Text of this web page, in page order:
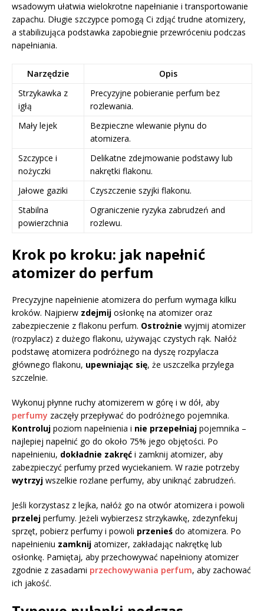
wsadowym ułatwia wielokrotne napełnianie i transportowanie
zapachu. Długie szczypce pomogą Ci zdjąć trudne atomizery,
a stabilizująca podstawka zapobiegnie przewróceniu podczas
napełniania.
Narzędzie
Opis
Strzykawka z
igłą
Precyzyjne pobieranie perfum bez
rozlewania.
Mały lejek
Bezpieczne wlewanie płynu do
atomizera.
Szczypce i
nożyczki
Delikatne zdejmowanie podstawy lub
nakrętki flakonu.
Jałowe gaziki
Czyszczenie szyjki flakonu.
Stabilna
powierzchnia
Ograniczenie ryzyka zabrudzeń and
rozlewu.
Krok po kroku: jak napełnić
atomizer do perfum
Precyzyjne napełnienie atomizera do perfum wymaga kilku
kroków. Najpierw zdejmij osłonkę na atomizer oraz
zabezpieczenie z flakonu perfum. Ostrożnie wyjmij atomizer
(rozpylacz) z dużego flakonu, używając czystych rąk. Nałóż
podstawę atomizera podróżnego na dyszę rozpylacza
głównego flakonu, upewniając się, że uszczelka przylega
szczelnie.
Wykonuj płynne ruchy atomizerem w górę i w dół, aby
perfumy zaczęły przepływać do podróżnego pojemnika.
Kontroluj poziom napełnienia i nie przepełniaj pojemnika –
najlepiej napełnić go do około 75% jego objętości. Po
napełnieniu, dokładnie zakręć i zamknij atomizer, aby
zabezpieczyć perfumy przed wyciekaniem. W razie potrzeby
wytrzyj wszelkie rozlane perfumy, aby uniknąć zabrudzeń.
Jeśli korzystasz z lejka, nałóż go na otwór atomizera i powoli
przelej perfumy. Jeżeli wybierzesz strzykawkę, zdezynfekuj
sprzęt, pobierz perfumy i powoli przenieś do atomizera. Po
napełnieniu zamknij atomizer, zakładając nakrętkę lub
osłonkę. Pamiętaj, aby przechowywać napełniony atomizer
zgodnie z zasadami przechowywania perfum, aby zachować
ich jakość.